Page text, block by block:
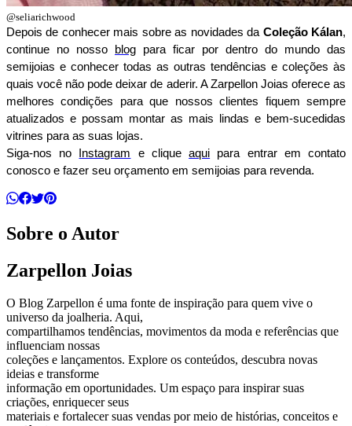
@seliarichwood
Depois de conhecer mais sobre as novidades da Coleção Kálan,
continue no nosso
blog para ficar por dentro do mundo das
semijoias e conhecer todas as outras tendências e coleções às
quais você não pode deixar de aderir. A Zarpellon Joias oferece as
melhores condições para que nossos clientes fiquem sempre
atualizados e possam montar as mais lindas e bem-sucedidas
vitrines para as suas lojas.
Siga-nos no
Instagram e clique aqui para entrar em contato
conosco e fazer seu orçamento em semijoias para revenda.
Sobre o Autor
Zarpellon Joias
O Blog Zarpellon é uma fonte de inspiração para quem vive o
universo da joalheria. Aqui,
compartilhamos tendências, movimentos da moda e referências que
influenciam nossas
coleções e lançamentos. Explore os conteúdos, descubra novas
ideias e transforme
informação em oportunidades. Um espaço para inspirar suas
criações, enriquecer seus
materiais e fortalecer suas vendas por meio de histórias, conceitos e